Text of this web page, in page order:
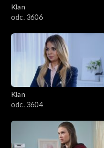
Klan
odc. 3606
Klan
odc. 3604